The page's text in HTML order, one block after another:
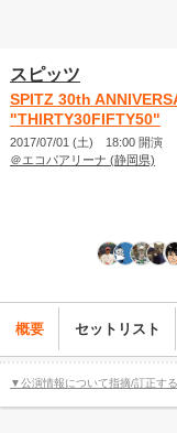
スピッツ
SPITZ 30th
"THIRTY30FIFTY50"
2017/07/01 (土) 18:00 開演
＠エコパアリーナ (静岡県)
概要 セットリスト
▼公演情報について指摘/訂正する